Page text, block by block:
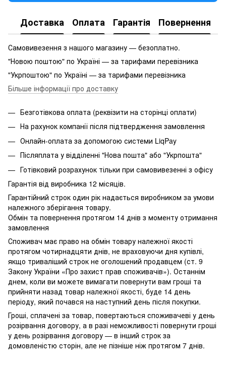
Доставка Оплата Гарантія Повернення
Самовивезення з нашого магазину — безоплатно.
"Новою поштою" по Україні — за тарифами перевізника
"Укрпоштою" по Україні — за тарифами перевізника
Більше інформації про доставку
Безготівкова оплата (реквізити на сторінці оплати)
На рахунок компанії після підтвердження замовлення
Онлайн-оплата за допомогою системи LiqPay
Післяплата у відділенні "Нова пошта" або "Укрпошта"
Готівковий розрахунок тільки при самовивезенні з офісу
Гарантія від виробника 12 місяців.
Гарантійний строк один рік надається виробником за умови
належного зберігання товару.
Обмін та повернення протягом 14 днів з моменту отримання
замовлення
Споживач має право на обмін товару належної якості
протягом чотирнадцяти днів, не враховуючи дня купівлі,
якщо триваліший строк не оголошений продавцем (ст. 9
Закону України «Про захист прав споживачів»). Останнім
днем, коли ви можете вимагати повернути вам гроші та
прийняти назад товар належної якості, буде 14 день
періоду, який почався на наступний день після покупки.
Гроші, сплачені за товар, повертаються споживачеві у день
розірвання договору, а в разі неможливості повернути гроші
у день розірвання договору — в інший строк за
домовленістю сторін, але не пізніше ніж протягом 7 днів.